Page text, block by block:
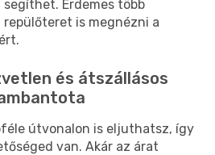
Érdemes több
is megnézni a
és átszállásos
útvonalon is eljuthatsz, így
van. Akár az árat